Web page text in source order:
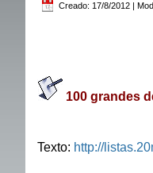
Creado: 17/8/2012 |
100 grandes
Texto: http://